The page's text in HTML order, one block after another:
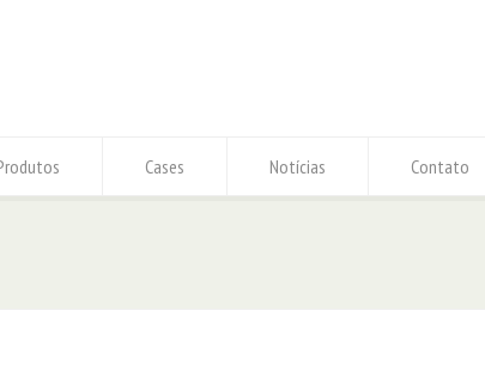
Cases Notícias Contato